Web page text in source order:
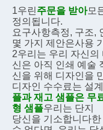
1우린 주문을 받아모
정의됩니다.
요구사항측정, 구조,
몇 가지 제안은사용
2우리는 우리 자신
신은 아직 인쇄 예술
신을 위해 디자인을
디자인 수수료는 설
플과 재고 샘플은 무
형 샘플우리는 단지
당신을 기소합니다